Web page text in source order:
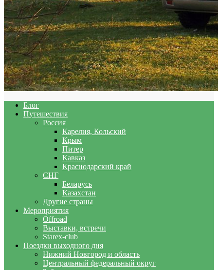
Блог
Путешествия
Россия
Карелия, Кольский
Крым
Питер
Кавказ
Краснодарский край
СНГ
Беларусь
Казахстан
Другие страны
Мероприятия
Offroad
Выставки, встречи
Starex-club
Поездки выходного дня
Нижний Новгород и область
Центральный федеральный округ